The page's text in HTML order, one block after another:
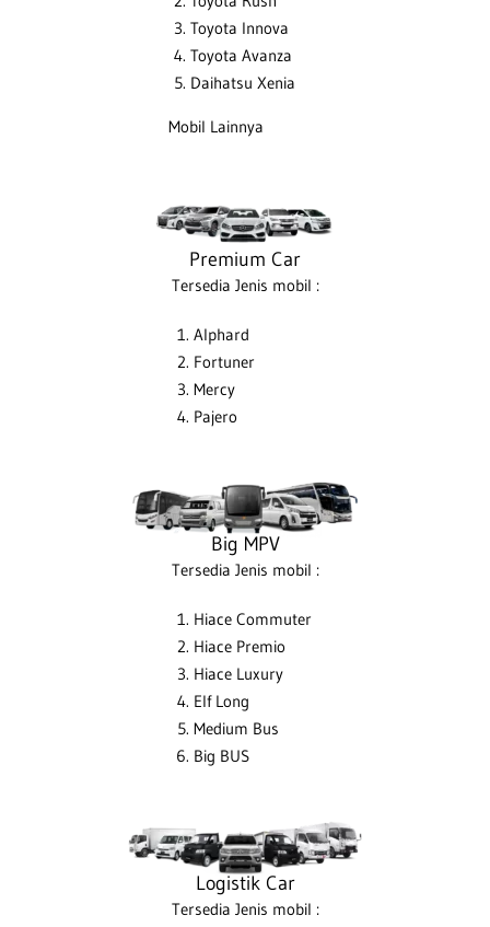
Toyota Innova
Toyota Avanza
Daihatsu Xenia
Mobil Lainnya
Premium Car
Tersedia Jenis mobil :
Alphard
Fortuner
Mercy
Pajero
Big MPV
Tersedia Jenis mobil :
Hiace Commuter
Hiace Premio
Hiace Luxury
Elf Long
Medium Bus
Big BUS
Logistik Car
Tersedia Jenis mobil :